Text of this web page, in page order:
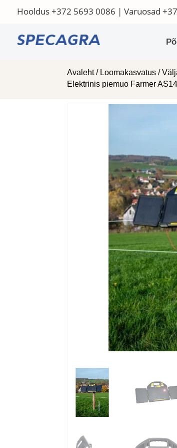
Hooldus+372 5693 0086 | Varuosad
Avaleht/ Loomakasvatus /
Elektrinis piemuo Farmer